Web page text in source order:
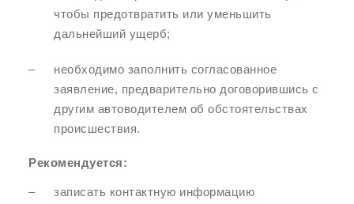
чтобы предотвратить или уменьшить
дальнейший ущерб;
необходимо заполнить согласованное
заявление, предварительно договорившись с
другим автоводителем об обстоятельствах
происшествия.
Рекомендуется:
записать контактную информацию